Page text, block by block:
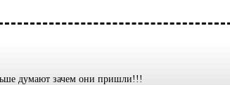
думают зачем они пришли!!!